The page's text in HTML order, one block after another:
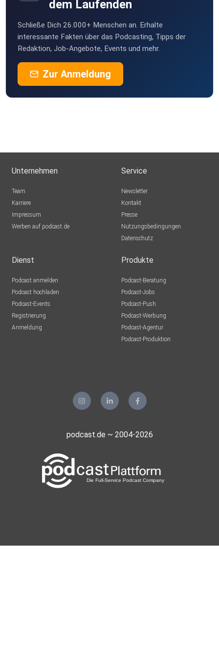
dem Laufenden
Schließe Dich 26.000+ Menschen an. Erhalte
interessante Fakten über das Podcasting, Tipps der
Redaktion, Job-Angebote, Events und mehr.
Zur Anmeldung
Unternehmen
Team
Karriere
Impressum
Werben auf podcast.de
Service
Newsletter
Kontakt
Presse
Nutzungsbedingungen
Datenschutz
Dienst
Podcast anmelden
Podcast hochladen
Podcast-Events
Registrierung
Anmeldung
Produkte
Podcast-Beratung
Podcast-Jobs
Podcast-Push
Podcast-Werbung
Podcast-Agentur
Podcast-Produktion
podcast.de ~ 2004-2026